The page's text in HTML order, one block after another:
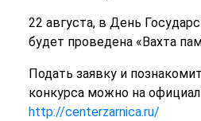
22 августа, в День
будет проведена «Вахта
Подать заявку и
конкурса можно на
http://centerzarnica.ru/